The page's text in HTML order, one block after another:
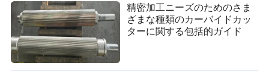
精密加工ニーズのためのさま
ざまな種類のカーバイドカッ
ターに関する包括的ガイド